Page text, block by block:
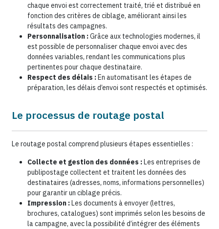
chaque envoi est correctement traité, trié et distribué en
fonction des critères de ciblage, améliorant ainsi les
résultats des campagnes.
Personnalisation :Grâce aux technologies modernes, il
est possible de personnaliser chaque envoi avec des
données variables, rendant les communications plus
pertinentes pour chaque destinataire.
Respect des délais :En automatisant les étapes de
préparation, les délais d’envoi sont respectés et optimisés.
Le processus de routage postal
Le routage postal comprend plusieurs étapes essentielles :
Collecte et gestion des données :Les entreprises de
publipostage collectent et traitent les données des
destinataires (adresses, noms, informations personnelles)
pour garantir un ciblage précis.
Impression :Les documents à envoyer (lettres,
brochures, catalogues) sont imprimés selon les besoins de
la campagne, avec la possibilité d’intégrer des éléments